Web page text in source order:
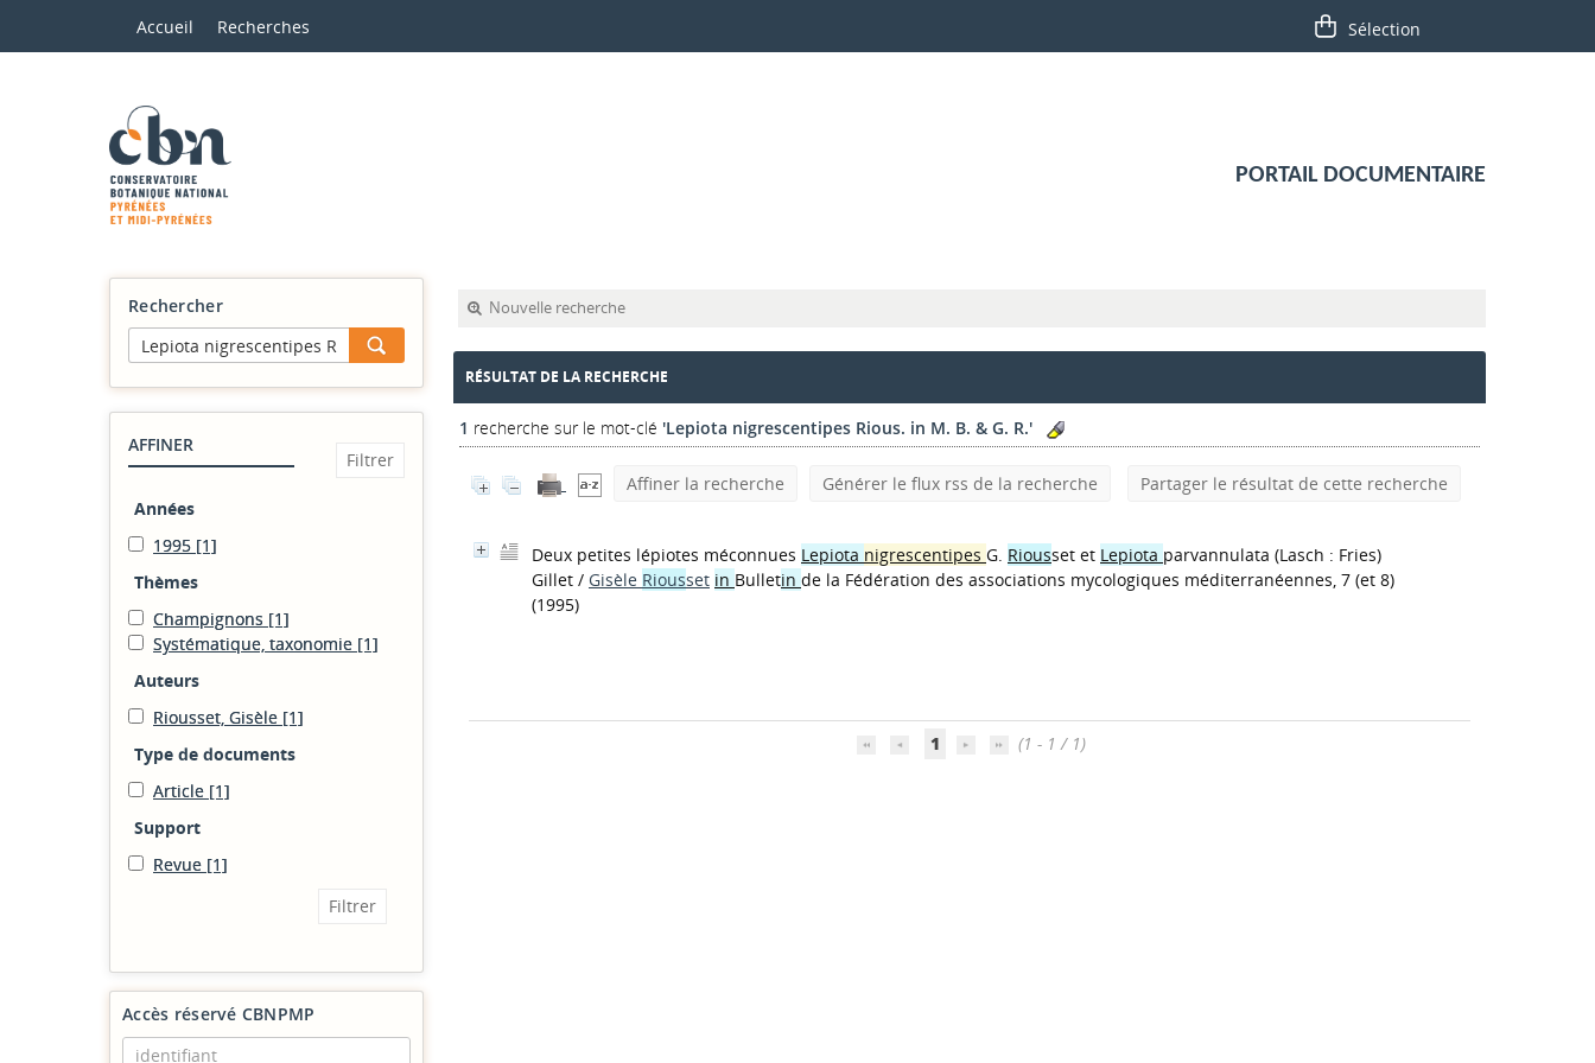
Accueil Recherches
PORTAIL DOCUMENTAIRE
Rechercher
AFFINER
Années
1995 [1]
Thèmes
Champignons [1]
Systématique, taxonomie [1]
Auteurs
Riousset, Gisèle [1]
Type de documents
Article [1]
Support
Revue [1]
Accès réservé CBNPMP
Nouvelle recherche
RÉSULTAT DE LA RECHERCHE
1 recherche sur le mot-clé 'Lepiota nigrescentipes Rious. in M. B. & G. R.'
Affiner la recherche Générer le flux rss de la recherche Partager le résultat de cette recherche
Deux petites lépiotes méconnues Lepiota nigrescentipes G. Riousset et Lepiota parvannulata (Lasch : Fries)
Gillet / Gisèle Riousset in Bulletin de la Fédération des associations mycologiques méditerranéennes, 7 (et 8)
(1995)
1 (1 - 1 / 1)